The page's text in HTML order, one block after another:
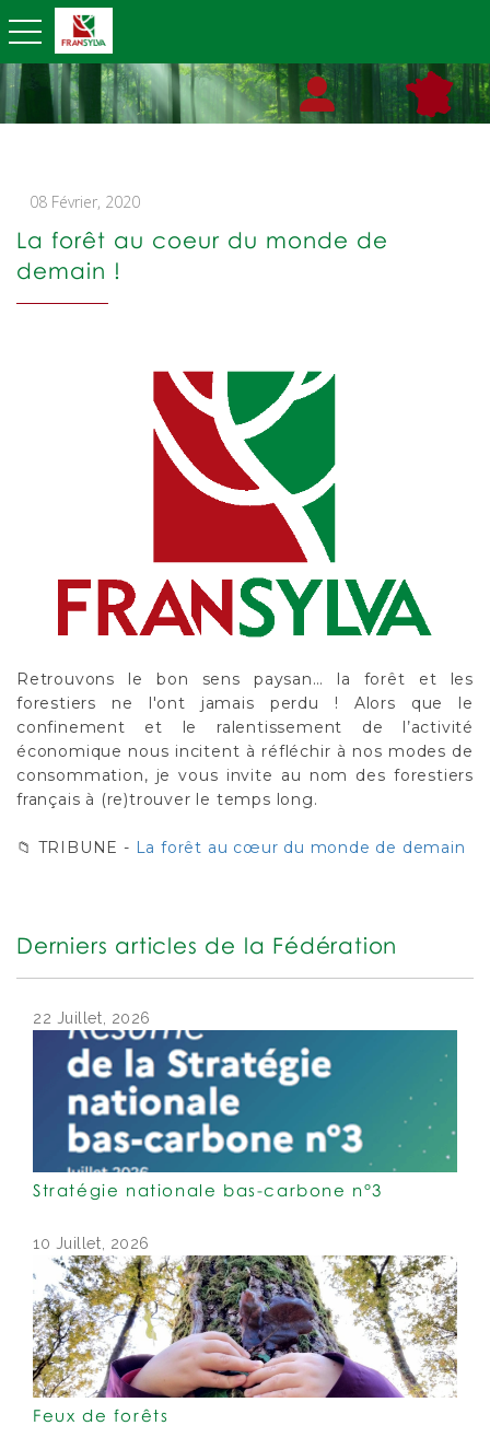
toggle navigation
08 Février, 2020
La forêt au coeur du monde de
demain !
Retrouvons le bon sens paysan… la forêt et les
forestiers ne l'ont jamais perdu ! Alors que le
confinement et le ralentissement de l’activité
économique nous incitent à réfléchir à nos modes de
consommation, je vous invite au nom des forestiers
français à (re)trouver le temps long.
📁 TRIBUNE - La forêt au cœur du monde de demain
Derniers articles de la Fédération
22 Juillet, 2026
Stratégie nationale bas-carbone n°3
10 Juillet, 2026
Feux de forêts